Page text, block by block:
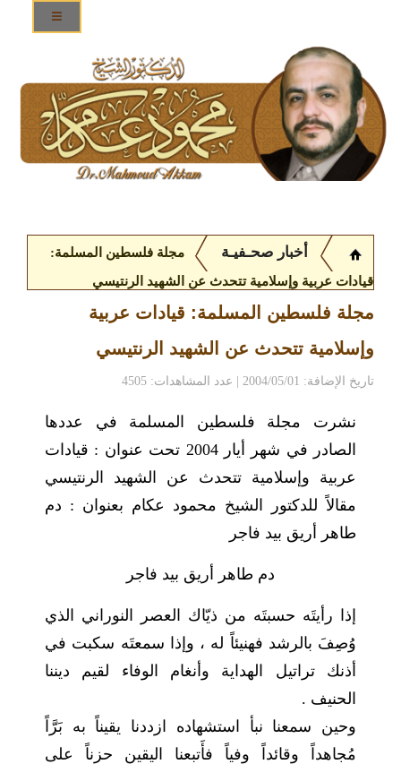
أخبار صحـفيـة مجلة فلسطين المسلمة:
قيادات عربية وإسلامية تتحدث عن الشهيد الرنتيسي
مجلة فلسطين المسلمة: قيادات عربية
وإسلامية تتحدث عن الشهيد الرنتيسي
تاريخ الإضافة: 2004/05/01 | عدد المشاهدات: 4505
نشرت مجلة فلسطين المسلمة في عددها
الصادر في شهر أيار 2004 تحت عنوان : قيادات
عربية وإسلامية تتحدث عن الشهيد الرنتيسي
مقالاً للدكتور الشيخ محمود عكام بعنوان : دم
طاهر أريق بيد فاجر
دم طاهر أريق بيد فاجر
إذا رأيتَه حسبتَه من ذيّاك العصر النوراني الذي
وُصِفَ بالرشد فهنيئاً له ، وإذا سمعتَه سكبت في
أذنك تراتيل الهداية وأنغام الوفاء لقيم ديننا
الحنيف .
وحين سمعنا نبأ استشهاده ازددنا يقيناً به بَرَّاً
مُجاهداً وقائداً وفياً فأَتبعنا اليقين حزناً على